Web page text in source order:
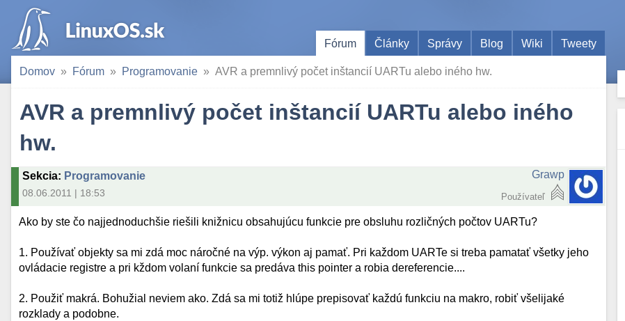
Fórum
Články Správy Blog Wiki Tweety
Domov Fórum Programovanie AVR a premnlivý počet inštancií UARTu alebo iného hw.
AVR a premnlivý počet inštancií UARTu alebo iného
hw.
Sekcia: Programovanie
08.06.2011 | 18:53
Grawp
Používateľ
Ako by ste čo najjednoduchšie riešili knižnicu obsahujúcu funkcie pre obsluhu rozličných počtov UARTu?
1. Používať objekty sa mi zdá moc náročné na výp. výkon aj pamať. Pri každom UARTe si treba pamatať všetky jeho
ovládacie registre a pri kždom volaní funkcie sa predáva this pointer a robia dereferencie....
2. Použiť makrá. Bohužial neviem ako. Zdá sa mi totiž hlúpe prepisovať každú funkciu na makro, robiť všelijaké
rozklady a podobne.